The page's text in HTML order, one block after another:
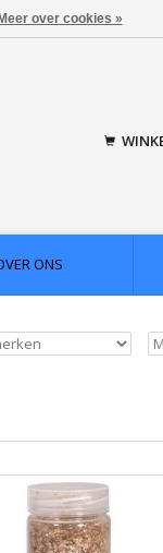
ONS
Meer over cookies »